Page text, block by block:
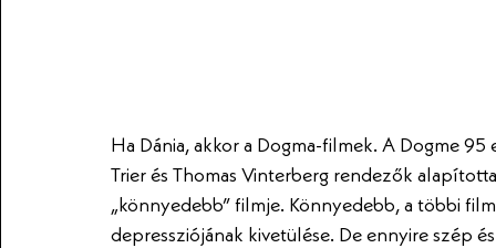
Ha Dánia, akkor a Dogma-filmek. A Dogme
Trier és Thomas Vinterberg rendezők
„könnyedebb” filmje. Könnyedebb, a többi
depressziójának kivetülése. De ennyire szép